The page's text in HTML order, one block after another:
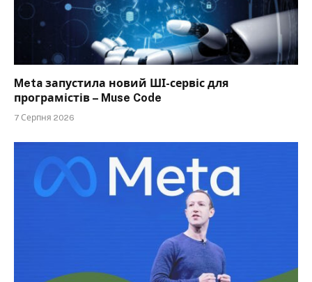
Meta запустила новий ШІ-сервіс для
програмістів – Muse Code
7 Серпня 2026